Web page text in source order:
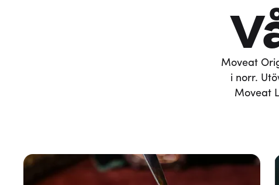
Moveat
i norr.
Moveat